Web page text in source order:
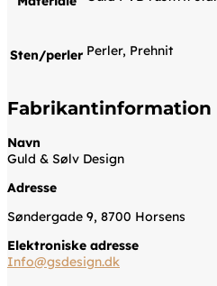
Sten/perler Perler, Prehnit
Fabrikantinformation
Navn
Guld & Sølv Design
Adresse
Søndergade 9, 8700 Horsens
Elektroniske adresse
Info@gsdesign.dk